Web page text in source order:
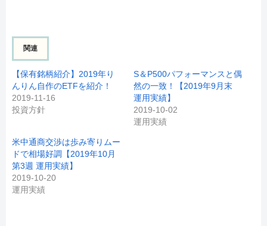
関連
【保有銘柄紹介】2019年り
んりん自作のETFを紹介！
2019-11-16
投資方針
S＆P500パフォーマンスと偶
然の一致！【2019年9月末
運用実績】
2019-10-02
運用実績
米中通商交渉は歩み寄りムー
ドで相場好調【2019年10月
第3週 運用実績】
2019-10-20
運用実績